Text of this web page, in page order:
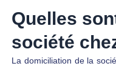
Quelles
société
La domiciliation de la